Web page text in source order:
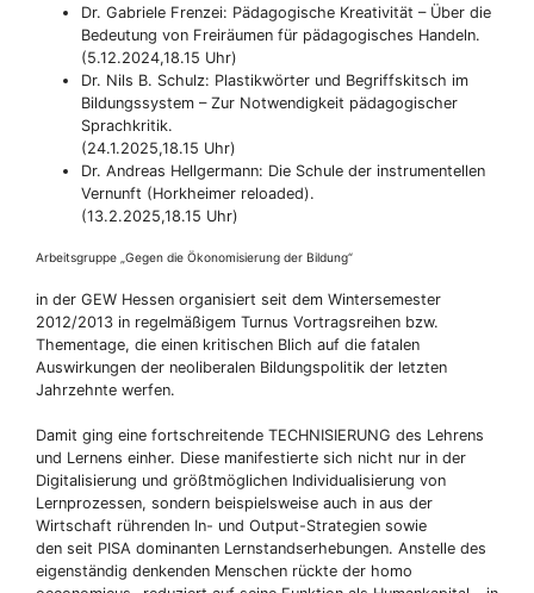
Dr. Gabriele Frenzei: Pädagogische Kreativität – Über die
Bedeutung von Freiräumen für pädagogisches Handeln.
(5.12.2024,18.15 Uhr)
Dr. Nils B. Schulz: Plastikwörter und Begriffskitsch im
Bildungssystem – Zur Notwendigkeit pädagogischer
Sprachkritik.
(24.1.2025,18.15 Uhr)
Dr. Andreas Hellgermann: Die Schule der instrumentellen
Vernunft (Horkheimer reloaded).
(13.2.2025,18.15 Uhr)
Arbeitsgruppe „Gegen die Ökonomisierung der Bildung“
in der GEW Hessen organisiert seit dem Wintersemester
2012/2013 in regelmäßigem Turnus Vortragsreihen bzw.
Thementage, die einen kritischen Blich auf die fatalen
Auswirkungen der neoliberalen Bildungspolitik der letzten
Jahrzehnte werfen.
Damit ging eine fortschreitende TECHNISIERUNG des Lehrens
und Lernens einher. Diese manifestierte sich nicht nur in der
Digitalisierung und größtmöglichen Individualisierung von
Lernprozessen, sondern beispielsweise auch in aus der
Wirtschaft rührenden In- und Output-Strategien sowie
den seit PISA dominanten Lernstandserhebungen. Anstelle des
eigenständig denkenden Menschen rückte der homo